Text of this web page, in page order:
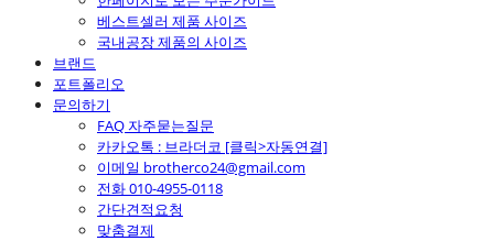
베스트셀러 제품 사이즈
국내공장 제품의 사이즈
브랜드
포트폴리오
문의하기
FAQ 자주묻는질문
카카오톡 : 브라더코 [클릭>자동연결]
이메일 brotherco24@gmail.com
전화 010-4955-0118
간단견적요청
맞춤결제